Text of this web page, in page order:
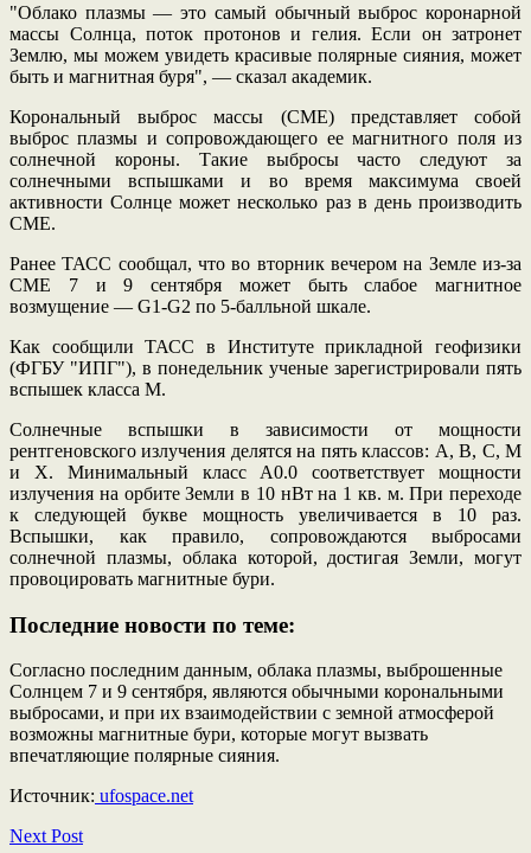
"Облако плазмы — это самый обычный выброс коронарной
массы Солнца, поток протонов и гелия. Если он затронет
Землю, мы можем увидеть красивые полярные сияния, может
быть и магнитная буря", — сказал академик.
Корональный выброс массы (СМЕ) представляет собой
выброс плазмы и сопровождающего ее магнитного поля из
солнечной короны. Такие выбросы часто следуют за
солнечными вспышками и во время максимума своей
активности Солнце может несколько раз в день производить
СМЕ.
Ранее ТАСС сообщал, что во вторник вечером на Земле из-за
СМЕ 7 и 9 сентября может быть слабое магнитное
возмущение — G1-G2 по 5-балльной шкале.
Как сообщили ТАСС в Институте прикладной геофизики
(ФГБУ "ИПГ"), в понедельник ученые зарегистрировали пять
вспышек класса М.
Солнечные вспышки в зависимости от мощности
рентгеновского излучения делятся на пять классов: A, B, C, M
и X. Минимальный класс A0.0 соответствует мощности
излучения на орбите Земли в 10 нВт на 1 кв. м. При переходе
к следующей букве мощность увеличивается в 10 раз.
Вспышки, как правило, сопровождаются выбросами
солнечной плазмы, облака которой, достигая Земли, могут
провоцировать магнитные бури.
Последние новости по теме:
Согласно последним данным, облака плазмы, выброшенные
Солнцем 7 и 9 сентября, являются обычными корональными
выбросами, и при их взаимодействии с земной атмосферой
возможны магнитные бури, которые могут вызвать
впечатляющие полярные сияния.
Источник: ufospace.net
Next Post